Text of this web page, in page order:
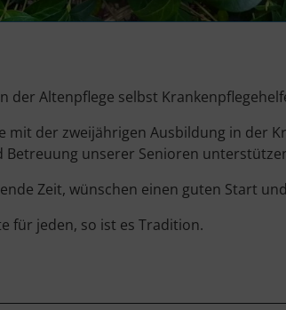
der Altenpflege selbst
der zweijährigen Ausbildung in der
unserer Senioren
Zeit, wünschen einen guten Start
für jeden, so ist es Tradition.